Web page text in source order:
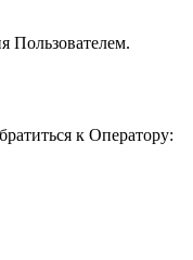
Пользователем.
к Оператору: